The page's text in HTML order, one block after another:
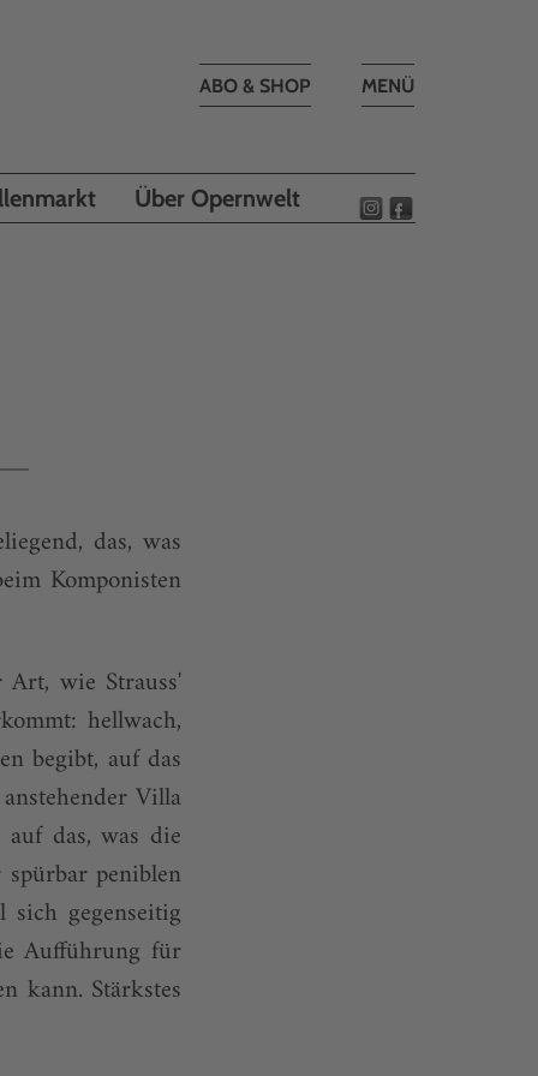
Toggle
MENÜ
ABO & SHOP
Über Opernwelt
das, was
Komponisten
wie Strauss'
hellwach,
begibt, auf das
Villa
das, was die
peniblen
gegenseitig
Aufführung für
kann. Stärkstes